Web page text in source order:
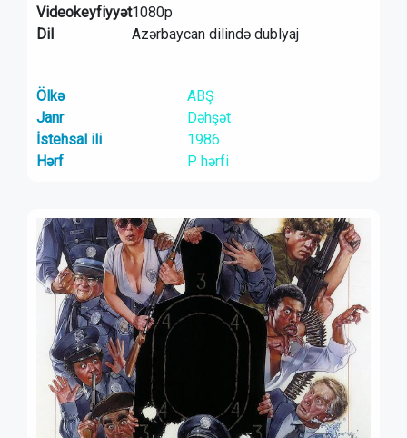
Videokeyfiyyət1080p
Dil
Azərbaycan dilində dublyaj
Ölkə
ABŞ
Janr
Dəhşət
İstehsal ili
1986
Hərf
P hərfi